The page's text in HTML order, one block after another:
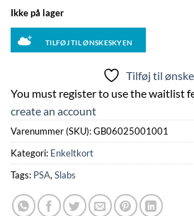
Ikke på lager
TILFØJ TIL ØNSKESKYEN
Tilføj til
You must register to use the waitlist
create an account
Varenummer (SKU):GB06025001001
Kategori: Enkeltkort
Tags: PSA, Slabs